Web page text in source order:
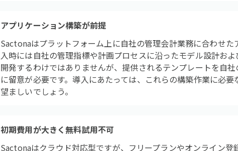
アプリケーション構築が前提
Sactonaはプラットフォーム上に自社の管理会計業務に合わせ
入時には自社の管理指標や計画プロセスに沿ったモデル設計お
開発するわけではありませんが、提供されるテンプレートを自
に留意が必要です。導入にあたっては、これらの構築作業に必
望ましいでしょう。
初期費用が大きく無料試用不可
Sactonaはクラウド対応型ですが、フリープランやオンライン